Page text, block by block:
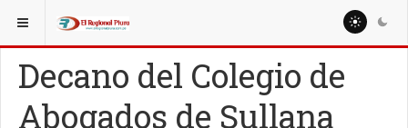
ESTÁ AQUÍ: LOCALES
Decano del Colegio de
Abogados de Sullana